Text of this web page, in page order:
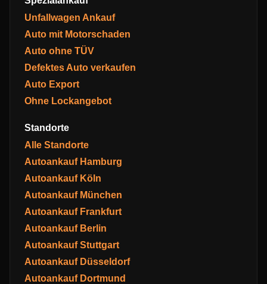
Unfallwagen Ankauf
Auto mit Motorschaden
Auto ohne TÜV
Defektes Auto verkaufen
Auto Export
Ohne Lockangebot
Standorte
Alle Standorte
Autoankauf Hamburg
Autoankauf Köln
Autoankauf München
Autoankauf Frankfurt
Autoankauf Berlin
Autoankauf Stuttgart
Autoankauf Düsseldorf
Autoankauf Dortmund